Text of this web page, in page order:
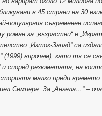
в 45 страни на 30
популярния съвременен
за „възрастни“ е
„Изток-Запад“ са
(1999) впрочем), като тя се
и според резюметата, на
малко преди времето
Семпере. За „Ангела…“ –